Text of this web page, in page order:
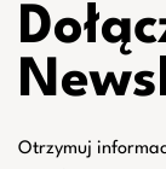
Otrzymuj